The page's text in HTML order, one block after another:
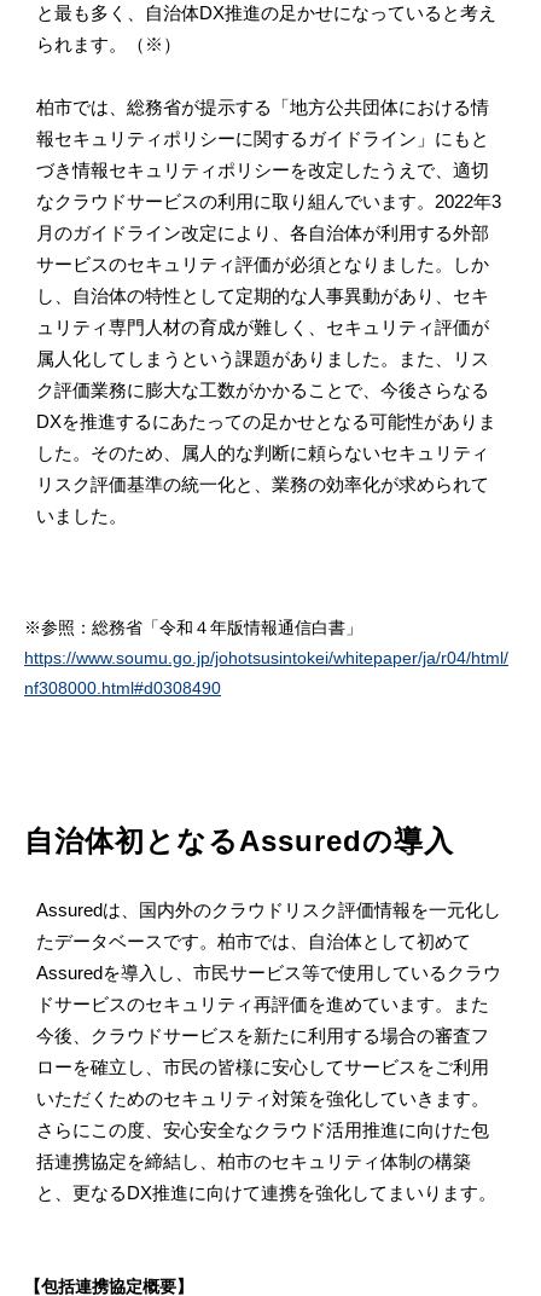
と最も多く、自治体DX推進の足かせになっていると考え
られます。（※）
柏市では、総務省が提示する「地方公共団体における情
報セキュリティポリシーに関するガイドライン」にもと
づき情報セキュリティポリシーを改定したうえで、適切
なクラウドサービスの利用に取り組んでいます。2022年3
月のガイドライン改定により、各自治体が利用する外部
サービスのセキュリティ評価が必須となりました。しか
し、自治体の特性として定期的な人事異動があり、セキ
ュリティ専門人材の育成が難しく、セキュリティ評価が
属人化してしまうという課題がありました。また、リス
ク評価業務に膨大な工数がかかることで、今後さらなる
DXを推進するにあたっての足かせとなる可能性がありま
した。そのため、属人的な判断に頼らないセキュリティ
リスク評価基準の統一化と、業務の効率化が求められて
いました。
※参照：総務省「令和４年版情報通信白書」
https://www.soumu.go.jp/johotsusintokei/whitepaper/ja/r04/html/
nf308000.html#d0308490
自治体初となるAssuredの導入
Assuredは、国内外のクラウドリスク評価情報を一元化し
たデータベースです。柏市では、自治体として初めて
Assuredを導入し、市民サービス等で使用しているクラウ
ドサービスのセキュリティ再評価を進めています。また
今後、クラウドサービスを新たに利用する場合の審査フ
ローを確立し、市民の皆様に安心してサービスをご利用
いただくためのセキュリティ対策を強化していきます。
さらにこの度、安心安全なクラウド活用推進に向けた包
括連携協定を締結し、柏市のセキュリティ体制の構築
と、更なるDX推進に向けて連携を強化してまいります。
【包括連携協定概要】